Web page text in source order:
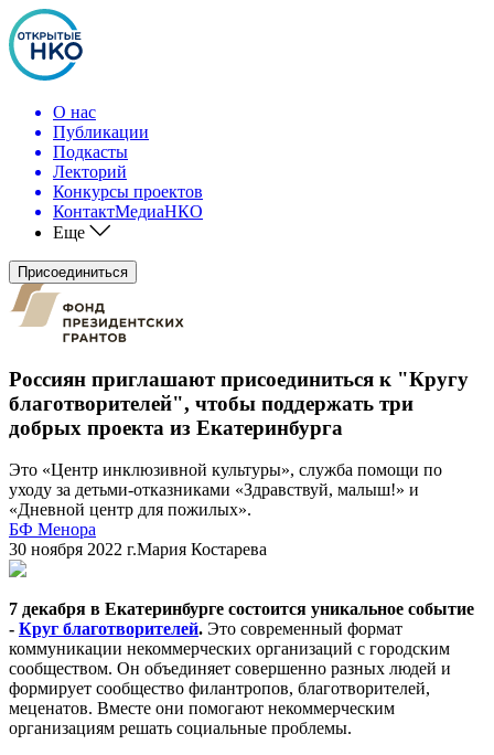
О нас
Публикации
Подкасты
Лекторий
Конкурсы проектов
КонтактМедиаНКО
Еще
Присоединиться
Россиян приглашают присоединиться к "Кругу
благотворителей", чтобы поддержать три
добрых проекта из Екатеринбурга
Это «Центр инклюзивной культуры», служба помощи по
уходу за детьми-отказниками «Здравствуй, малыш!» и
«Дневной центр для пожилых».
БФ Менора
30 ноября 2022 г.Мария Костарева
7 декабря в Екатеринбурге состоится уникальное событие
- Круг благотворителей. Это современный формат
коммуникации некоммерческих организаций с городским
сообществом. Он объединяет совершенно разных людей и
формирует сообщество филантропов, благотворителей,
меценатов. Вместе они помогают некоммерческим
организациям решать социальные проблемы.